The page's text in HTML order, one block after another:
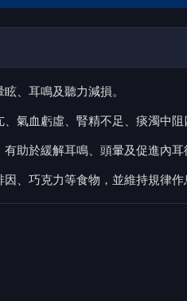
、耳鳴及聽力減損。
氣血虧虛、腎精不足、痰濁中阻
助於緩解耳鳴、頭暈及促進內耳
、巧克力等食物，並維持規律作